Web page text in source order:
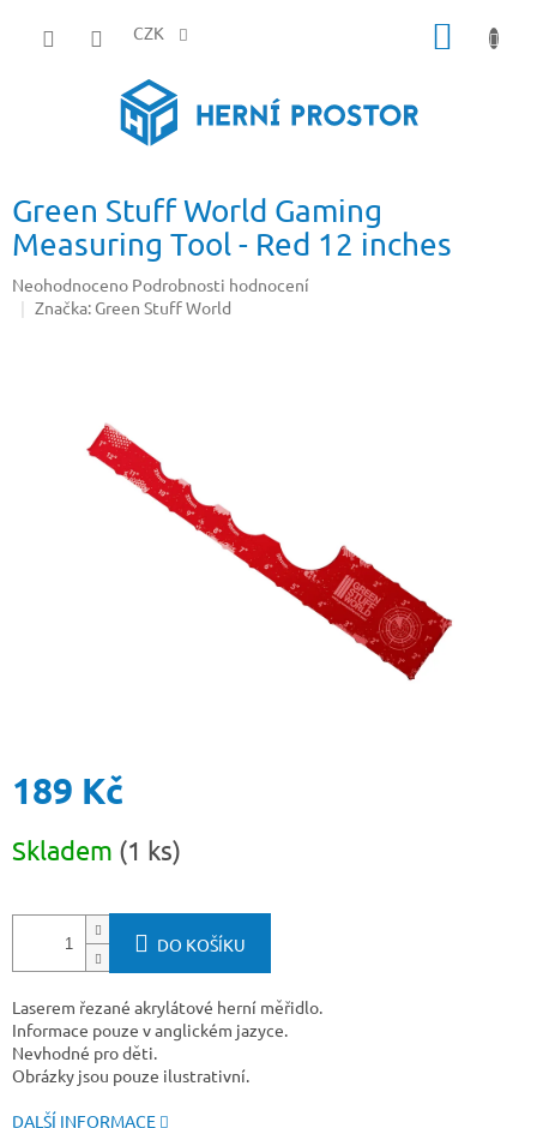
CZK
Green Stuff World Gaming
Measuring Tool - Red 12 inches
Průměrné
hodnocení
hvězdiček.
Neohodnoceno Podrobnosti hodnocení
Značka: Green Stuff World
189 Kč
cena:
Skladem (1 ks)
DO KOŠÍKU
Laserem řezané akrylátové herní měřidlo.
Informace pouze v anglickém jazyce.
Nevhodné pro děti.
Obrázky jsou pouze ilustrativní.
DALŠÍ INFORMACE